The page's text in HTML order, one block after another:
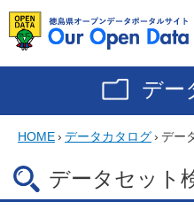
デー
HOME› データカタログ› デー
データセット